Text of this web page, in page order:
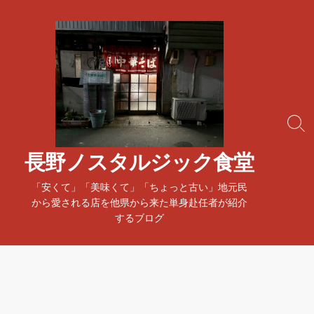
長野ノスタルジック食堂
「安くて」「美味くて」「ちょっと古い」地元民
から愛される店を他県から来た単身赴任者が紹介
するブログ
検